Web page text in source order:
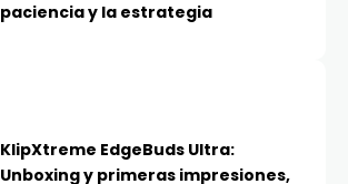
paciencia y la estrategia
KlipXtreme EdgeBuds Ultra:
Unboxing y primeras impresiones,